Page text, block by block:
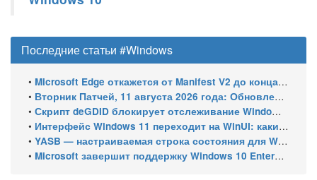
Последние статьи #Windows
• Microsoft Edge откажется от Manifest V2 до конца 2026 года – классический uBlock Origin перестанет работать
• Вторник Патчей, 11 августа 2026 года: Обновления безопасности для Windows 11 (включая KB5121003), ESU-обновления для Windows 10
• Скрипт deGDID блокирует отслеживание Windows по глобальному идентификатору устройства
• Интерфейс Windows 11 переходит на WinUI: какие системные элементы обновит Microsoft
• YASB — настраиваемая строка состояния для Windows с виджетами и поддержкой нескольких мониторов
• Microsoft завершит поддержку Windows 10 Enterprise LTSC 2021 в январе 2027 года. ESU продлят обновления до января 2030 года